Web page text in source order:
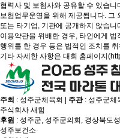
협력사 및 보험사와 공유할 수 있습
보험업무운영을 위해 제공됩니다. 그
또는 타기업, 기관에 공개하지 않습
이용약관을 위배한 경우, 타인에게
행위를 한 경우 등은 법적인 조치를
기타 자세한 사항은 대회 홈페이지(
주최 : 성주군체육회 | 주관: 성주군체
주식회사 새힘
후원 : 성주군, 성주군의회, 경상북도
성주보건소